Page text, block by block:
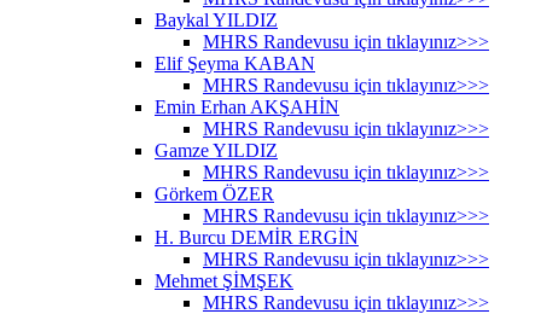
Baykal YILDIZ
MHRS Randevusu için tıklayınız>>>
Elif Şeyma KABAN
MHRS Randevusu için tıklayınız>>>
Emin Erhan AKŞAHİN
MHRS Randevusu için tıklayınız>>>
Gamze YILDIZ
MHRS Randevusu için tıklayınız>>>
Görkem ÖZER
MHRS Randevusu için tıklayınız>>>
H. Burcu DEMİR ERGİN
MHRS Randevusu için tıklayınız>>>
Mehmet ŞİMŞEK
MHRS Randevusu için tıklayınız>>>